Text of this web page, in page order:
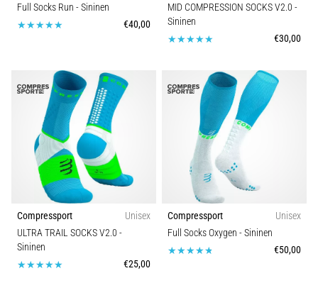
Full Socks Run - Sininen
€40,00
MID COMPRESSION SOCKS V2.0 -
Sininen
€30,00
Compressport
Unisex
ULTRA TRAIL SOCKS V2.0 -
Sininen
€25,00
Compressport
Unisex
Full Socks Oxygen - Sininen
€50,00